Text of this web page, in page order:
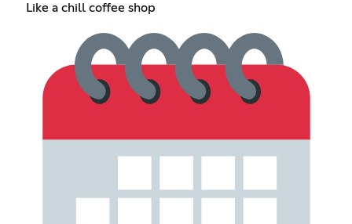
Like a chill coffee shop